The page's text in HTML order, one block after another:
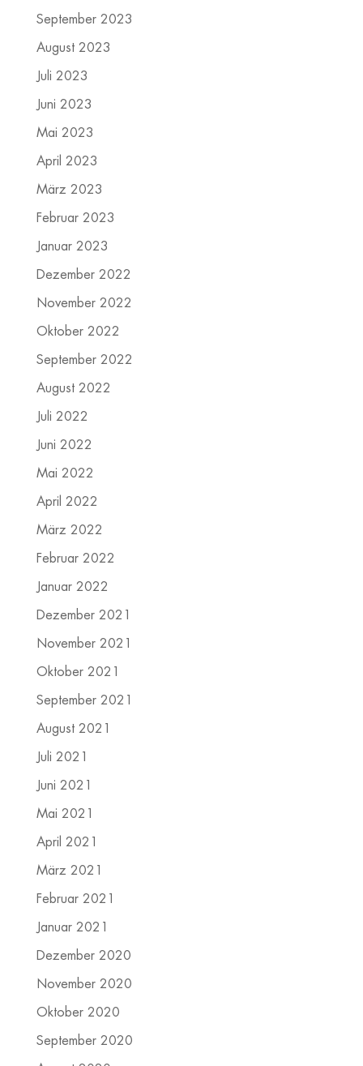
September 2023
August 2023
Juli 2023
Juni 2023
Mai 2023
April 2023
März 2023
Februar 2023
Januar 2023
Dezember 2022
November 2022
Oktober 2022
September 2022
August 2022
Juli 2022
Juni 2022
Mai 2022
April 2022
März 2022
Februar 2022
Januar 2022
Dezember 2021
November 2021
Oktober 2021
September 2021
August 2021
Juli 2021
Juni 2021
Mai 2021
April 2021
März 2021
Februar 2021
Januar 2021
Dezember 2020
November 2020
Oktober 2020
September 2020